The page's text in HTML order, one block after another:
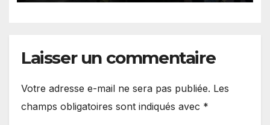
Laisser un commentaire
Votre adresse e-mail ne sera pas publiée. Les
champs obligatoires sont indiqués avec *